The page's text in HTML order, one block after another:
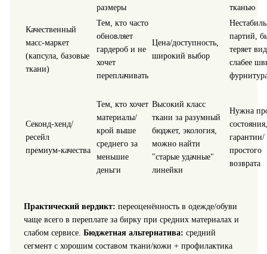
размеры
тканью
Качественный
масс‑маркет
(капсула, базовые
ткани)
Тем, кто часто
обновляет
гардероб и не
хочет
переплачивать
Цена/доступность,
широкий выбор
партий,
теряет
слабее
Секонд‑хенд/
ресейл
премиум‑качества
Тем, кто хочет
материалы/
крой выше
среднего за
меньшие
деньги
Высокий класс
ткани за разумный
бюджет, экология,
можно найти
"старые удачные"
линейки
Нужна
гарантии/
простого
возврата
Практический вердикт: переоценённость в одежде/обуви
чаще всего в переплате за бирку при средних материалах и
слабом сервисе. Бюджетная альтернатива: средний
сегмент с хорошим составом ткани/кожи + профилактика